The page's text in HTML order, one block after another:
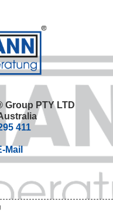
Group PTY LTD
411
Mail